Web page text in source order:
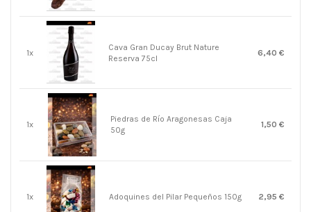
1x
Cava Gran Ducay Brut Nature
Reserva 75cl
6,40 €
1x
Piedras de Río Aragonesas Caja
50g
1,50 €
1x Adoquines del Pilar Pequeños 150g 2,95 €